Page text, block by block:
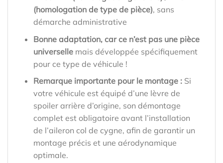
(homologation de type de pièce), sans
démarche administrative
Bonne adaptation, car ce n’est pas une pièce
universellemais développée spécifiquement
pour ce type de véhicule !
Remarque importante pour le montage : Si
votre véhicule est équipé d’une lèvre de
spoiler arrière d’origine, son démontage
complet est obligatoire avant l’installation
de l’aileron col de cygne, afin de garantir un
montage précis et une aérodynamique
optimale.